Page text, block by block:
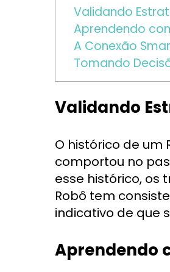
Validando
Aprendendo
A Conexão
Tomando
Validando
O histórico de
comportou no
esse histórico, os
Robô tem
indicativo de que
Aprendendo